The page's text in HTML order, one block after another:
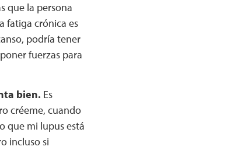
que la persona
fatiga crónica es
podría tener
fuerzas para
bien. Es
créeme, cuando
que mi lupus está
incluso si